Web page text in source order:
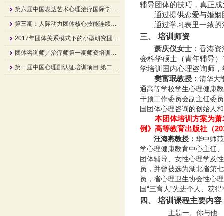
第六届中国表达艺术心理治疗国际学术研讨会
第三期：人际动力团体核心技能连续培训班培训通知
2017年团体关系模式下的小型研究团体顾问培训
团体咨询师／治疗师第一期师资培训班招生简章
第一届中国心理剧认证培训项目 第二阶《关系的疗愈》招生中
辅导团体的技巧， 真正
通过提供恋爱与婚
通过学习表里一致
三、 培训师资
萧庆仪女士 ：香港资
会科学硕士 （青年辅导）
学培训国内心理咨询师
樊富珉教授：清华大
通高等学校学生心理健康
干预工作委员会副主任委
国团体心理咨询的创始人
本团体培训 方案为萧
例》 高等教育出版社（
汪海燕教授：华中师
学心理健康教育中心主任
团体辅导 、女性心理学及
员，并曾被选为湖北省第
员，省心理卫生协会性心
国“三育人”先进个人、获
四、 培训课程主要内容
主题一、你与他